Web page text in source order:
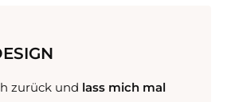
zurück und lass mich mal